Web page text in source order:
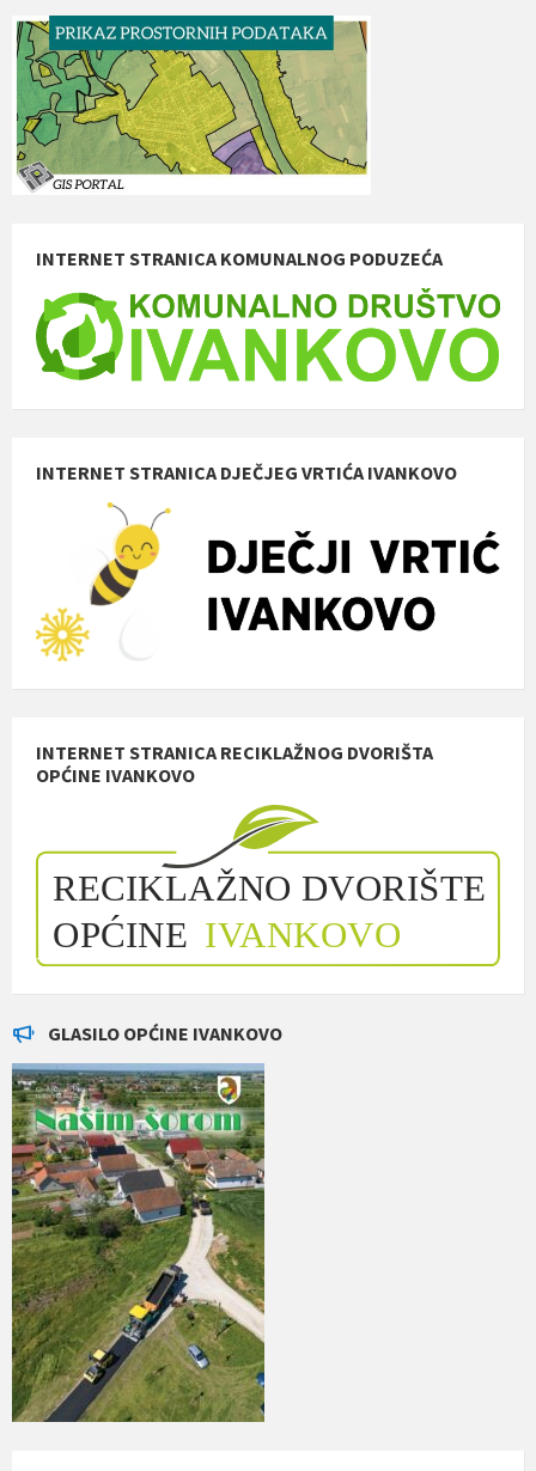
INTERNET STRANICA KOMUNALNOG PODUZEĆA
INTERNET STRANICA DJEČJEG VRTIĆA IVANKOVO
INTERNET STRANICA RECIKLAŽNOG DVORIŠTA
OPĆINE IVANKOVO
GLASILO OPĆINE IVANKOVO